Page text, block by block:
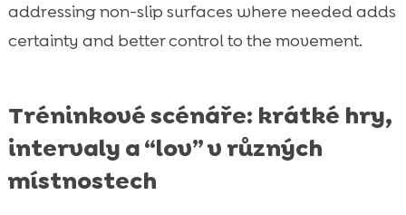
addressing non-slip surfaces where needed adds
certainty and better control to the movement.
Tréninkové scénáře: krátké hry,
intervaly a “lov” v různých
místnostech